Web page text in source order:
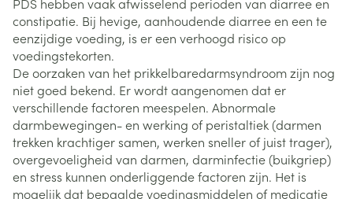
constipatie. Bij hevige, aanhoudende diarree en een te
eenzijdige voeding, is er een verhoogd risico op
voedingstekorten.
De oorzaken van het prikkelbaredarmsyndroom zijn nog
niet goed bekend. Er wordt aangenomen dat er
verschillende factoren meespelen. Abnormale
darmbewegingen- en werking of peristaltiek (darmen
trekken krachtiger samen, werken sneller of juist trager),
overgevoeligheid van darmen, darminfectie (buikgriep)
en stress kunnen onderliggende factoren zijn. Het is
mogelijk dat bepaalde voedingsmiddelen of medicatie